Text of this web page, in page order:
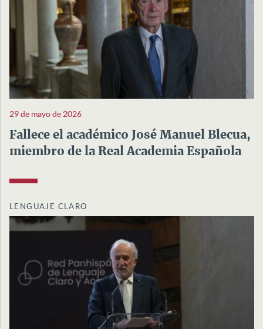
29 de mayo de 2026
Fallece el académico José Manuel Blecua,
miembro de la Real Academia Española
LENGUAJE CLARO